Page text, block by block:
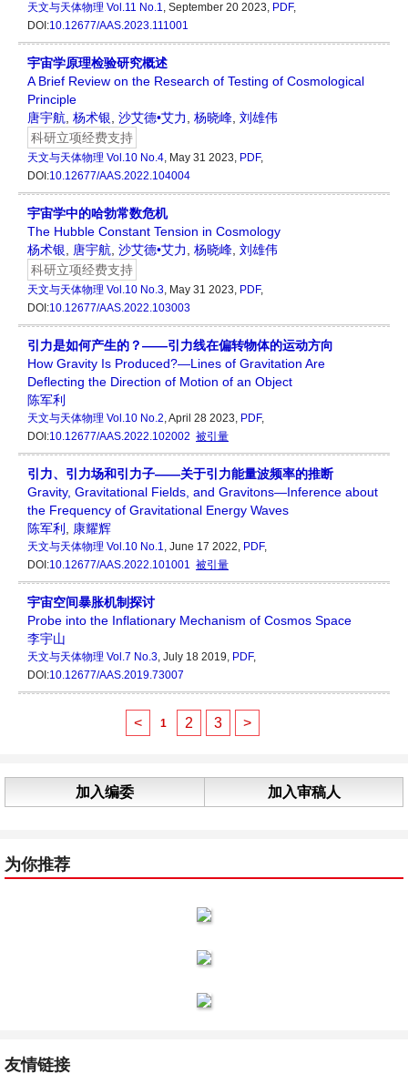
天文与天体物理 Vol.11 No.1, September 20 2023, PDF,
DOI:10.12677/AAS.2023.111001
宇宙学原理检验研究概述
A Brief Review on the Research of Testing of Cosmological
Principle
唐宇航 杨术银 沙艾德•艾力 杨晓峰 刘雄伟
科研立项经费支持
天文与天体物理 Vol.10 No.4, May 31 2023, PDF,
DOI:10.12677/AAS.2022.104004
宇宙学中的哈勃常数危机
The Hubble Constant Tension in Cosmology
杨术银
唐宇航 沙艾德•艾力 杨晓峰 刘雄伟
科研立项经费支持
天文与天体物理 Vol.10 No.3, May 31 2023, PDF,
DOI:10.12677/AAS.2022.103003
引力是如何产生的？——引力线在偏转物体的运动方向
How Gravity Is Produced?—Lines of Gravitation Are
Deflecting the Direction of Motion of an Object
陈军利
天文与天体物理 Vol.10 No.2, April 28 2023, PDF,
DOI:10.12677/AAS.2022.102002 被引量
引力、引力场和引力子——关于引力能量波频率的推断
Gravity, Gravitational Fields, and Gravitons—Inference about
the Frequency of Gravitational Energy Waves
陈军利
康耀辉
天文与天体物理 Vol.10 No.1, June 17 2022, PDF,
DOI:10.12677/AAS.2022.101001 被引量
宇宙空间暴胀机制探讨
Probe into the Inflationary Mechanism of Cosmos Space
李宇山
天文与天体物理 Vol.7 No.3, July 18 2019, PDF,
DOI:10.12677/AAS.2019.73007
< 1 2 3 >
加入编委 加入审稿人
为你推荐
友情链接